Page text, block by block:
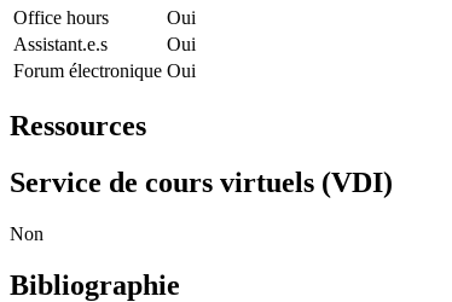
Office hours
Oui
Assistant.e.s
Oui
Forum électronique Oui
Ressources
Service de cours virtuels (VDI)
Non
Bibliographie